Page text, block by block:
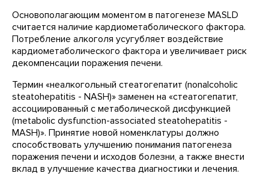
Основополагающим моментом в патогенезе MASLD
считается наличие кардиометаболического фактора.
Потребление алкоголя усугубляет воздействие
кардиометаболического фактора и увеличивает риск
декомпенсации поражения печени.
Термин «неалкогольный стеатогепатит (nonalcoholic
steatohepatitis - NASH)» заменен на «стеатогепатит,
ассоциированный с метаболической дисфункцией
(metabolic dysfunction-associated steatohepatitis -
MASH)». Принятие новой номенклатуры должно
способствовать улучшению понимания патогенеза
поражения печени и исходов болезни, а также внести
вклад в улучшение качества диагностики и лечения.